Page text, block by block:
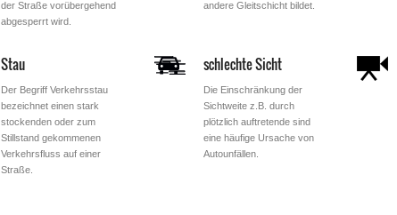
der Straße vorübergehend
abgesperrt wird.
andere Gleitschicht bildet.
Stau
Der Begriff Verkehrsstau
bezeichnet einen stark
stockenden oder zum
Stillstand gekommenen
Verkehrsfluss auf einer
Straße.
schlechte Sicht
Die Einschränkung der
Sichtweite z.B. durch
plötzlich auftretende sind
eine häufige Ursache von
Autounfällen.